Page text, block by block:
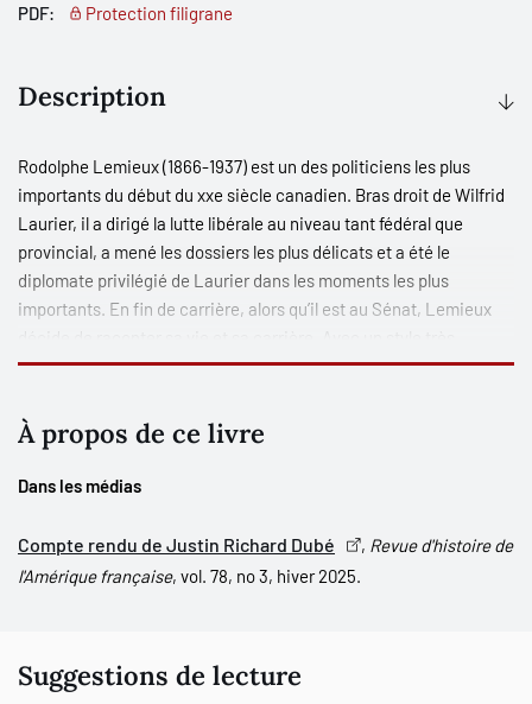
PDF: Protection filigrane
Description
Rodolphe Lemieux (1866-1937) est un des politiciens les plus
importants du début du xxe siècle canadien. Bras droit de Wilfrid
Laurier, il a dirigé la lutte libérale au niveau tant fédéral que
provincial, a mené les dossiers les plus délicats et a été le
diplomate privilégié de Laurier dans les moments les plus
importants. En fin de carrière, alors qu’il est au Sénat, Lemieux
agréable et surtout un regard non partisan, il raconte son
également il évoque la scène canadienne et québécoise sur les
plans politique, journalistique et social. Son décès l’empêchant de
terminer la rédaction de son récit de vie, nous complétons son
dans une grande collection de conférences.
À propos de ce livre
Dans les médias
Compte rendu de Justin Richard Dubé , Revue d'histoire de
l'Amérique française, vol. 78, no 3, hiver 2025.
Suggestions de lecture